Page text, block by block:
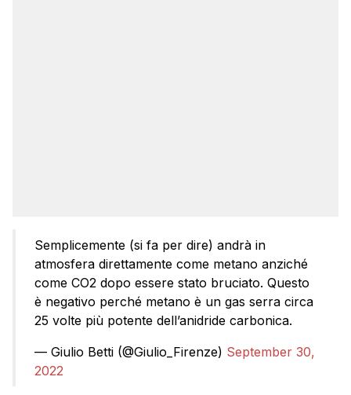
Semplicemente (si fa per dire) andrà in
atmosfera direttamente come metano anziché
come CO2 dopo essere stato bruciato. Questo
è negativo perché metano è un gas serra circa
25 volte più potente dell’anidride carbonica.
— Giulio Betti (@Giulio_Firenze) September 30,
2022